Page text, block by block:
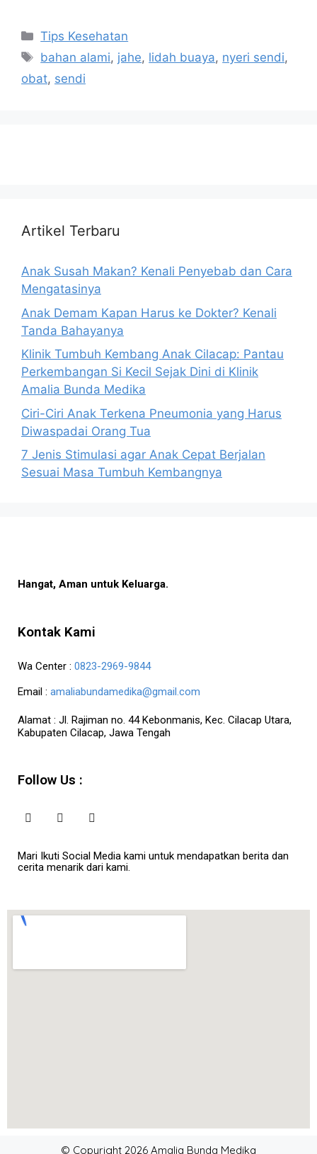
Tips Kesehatan
bahan alami, jahe, lidah buaya, nyeri sendi,
obat, sendi
Artikel Terbaru
Anak Susah Makan? Kenali Penyebab dan Cara
Mengatasinya
Anak Demam Kapan Harus ke Dokter? Kenali
Tanda Bahayanya
Klinik Tumbuh Kembang Anak Cilacap: Pantau
Perkembangan Si Kecil Sejak Dini di Klinik
Amalia Bunda Medika
Ciri-Ciri Anak Terkena Pneumonia yang Harus
Diwaspadai Orang Tua
7 Jenis Stimulasi agar Anak Cepat Berjalan
Sesuai Masa Tumbuh Kembangnya
Hangat, Aman untuk Keluarga.
Kontak Kami
Wa Center : 0823-2969-9844
Email : amaliabundamedika@gmail.com
Alamat : Jl. Rajiman no. 44 Kebonmanis, Kec. Cilacap Utara,
Kabupaten Cilacap, Jawa Tengah
Follow Us :
Mari Ikuti Social Media kami untuk mendapatkan berita dan
cerita menarik dari kami.
© Copyright 2026 Amalia Bunda Medika